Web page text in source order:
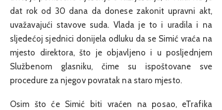
dat rok od 30 dana da donese zakonit upravni akt,
uvažavajući stavove suda. Vlada je to i uradila i na
sljedećoj sjednici donijela odluku da se Simić vraća na
mjesto direktora, što je objavljeno i u posljednjem
Službenom glasniku, čime su ispoštovane sve
procedure za njegov povratak na staro mjesto.
Osim što će Simić biti vraćen na posao, eTrafika